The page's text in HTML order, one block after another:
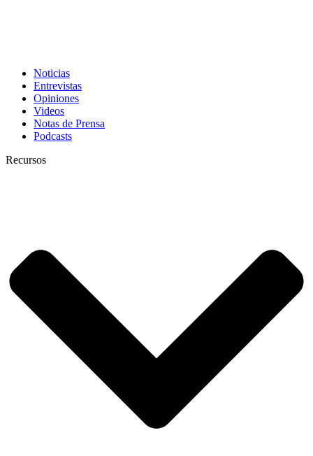
Noticias
Entrevistas
Opiniones
Videos
Notas de Prensa
Podcasts
Recursos